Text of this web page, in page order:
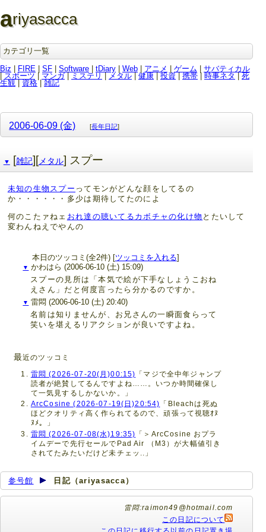
ariyasacca
カテゴリ一覧
Biz
FIRE SF Software tDiary Web アニメ ゲーム
サバティカル
スポーツ | マンガ| ミステリ メタル 健康 投資 携帯 | 時事ネタ
死
生観
資格| 雑記
2006-06-09 (金) [長年日記]
▼ [雑記][ メタル] スプー
未知の生物スプー ってモンがどんな顔をしてるの
か・・・・・・多少は期待してたのによ
何のこたァねェ おれ達の聴いてるカボチャの化け物 とたいして
変わんねえでやんの
本日のツッコミ(全2件) [ツッコミを入れる]
▼ かわはら (2006-06-10 (土) 15:09)
スプーの見所は「本気で絵が下手なしょうこおね
えさん」だと何度言ったら分かるのですか。
▼ 雷悶 (2006-06-10 (土) 20:40)
名前は知りませんが、お兄さんの一瞬面食らって
笑いを堪えるリアクションが良いですよね。
最近のツッコミ
雷悶 (2026-07-20(月)00:15)
「マジで全中年ジャンプ
読者が絶賛してるんですよね……。いつか時間確保し
て一気見するしかないか。」
ArcCosine (2026-07-19(日)20:54)
「Bleachは死ぬ
ほどクオリティ高く作られてるので、頑張って視聴ｵﾇ
ﾇﾒ。」
雷悶 (2026-07-08(水)19:35)
「＞ArcCosine おプラ
イムデーで先行セールでPad Air （M3）が大幅値引き
されてたみたいだけど未チェッ..」
参号館 日記（ariyasacca）
雷悶:raimon49@hotmail.com
この日記について